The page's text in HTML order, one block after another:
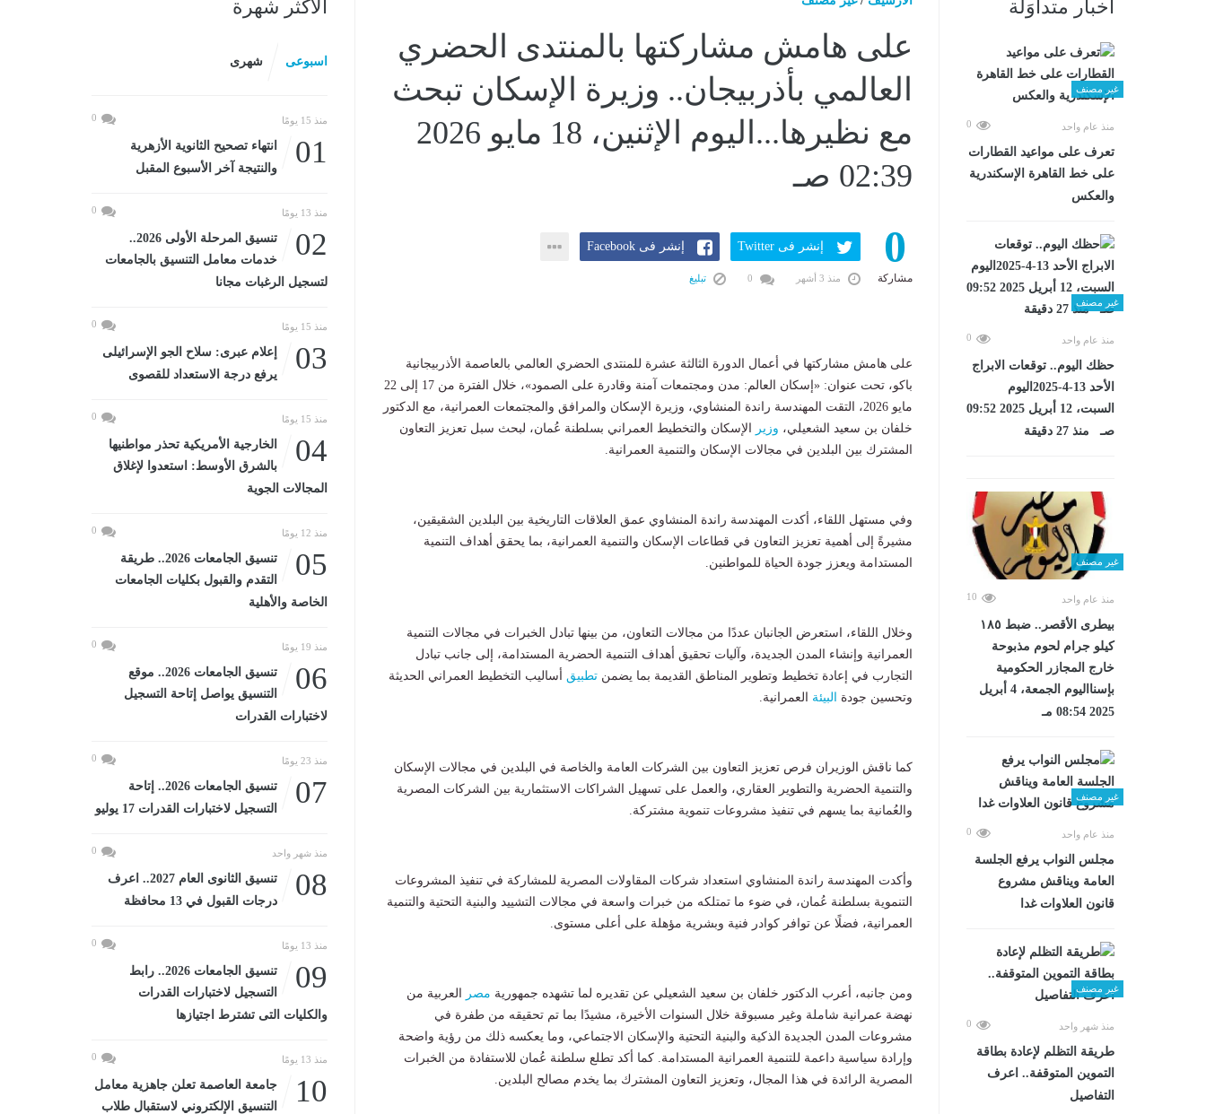
أخبار متداوَلة
غير مصنف
منذ عام واحد 0
تعرف على مواعيد القطارات
على خط القاهرة الإسكندرية
والعكس
غير مصنف
منذ عام واحد 0
حظك اليوم.. توقعات الابراج
الأحد 13-4-2025اليوم
السبت، 12 أبريل 2025 09:52
صـ منذ 27 دقيقة
غير مصنف
منذ عام واحد 10
بيطرى الأقصر.. ضبط ١٨٥
كيلو جرام لحوم مذبوحة
خارج المجازر الحكومية
بإسنااليوم الجمعة، 4 أبريل
2025 08:54 مـ
غير مصنف
منذ عام واحد 0
مجلس النواب يرفع الجلسة
العامة ويناقش مشروع
قانون العلاوات غدا
غير مصنف
منذ شهر واحد 0
طريقة التظلم لإعادة بطاقة
التموين المتوقفة.. اعرف
التفاصيل
على هامش مشاركتها بالمنتدى الحضري
العالمي بأذربيجان.. وزيرة الإسكان تبحث
مع نظيرها...اليوم الإثنين، 18 مايو 2026
02:39 صـ
0
مشاركة
إنشر فى Twitter إنشر فى Facebook
منذ 3 أشهر تبليغ
على هامش مشاركتها في أعمال الدورة الثالثة عشرة للمنتدى الحضري العالمي بالعاصمة الأذربيجانية
باكو، تحت عنوان: «إسكان العالم: مدن ومجتمعات آمنة وقادرة على الصمود»، خلال الفترة من 17 إلى 22
مايو 2026، التقت المهندسة راندة المنشاوي، وزيرة الإسكان والمرافق والمجتمعات العمرانية، مع الدكتور
خلفان بن سعيد الشعيلي، وزير
الإسكان والتخطيط العمراني بسلطنة عُمان، لبحث سبل تعزيز التعاون
المشترك بين البلدين في مجالات الإسكان والتنمية العمرانية.
وفي مستهل اللقاء، أكدت المهندسة راندة المنشاوي عمق العلاقات التاريخية بين البلدين الشقيقين،
مشيرةً إلى أهمية تعزيز التعاون في قطاعات الإسكان والتنمية العمرانية، بما يحقق أهداف التنمية
المستدامة ويعزز جودة الحياة للمواطنين.
وخلال اللقاء، استعرض الجانبان عددًا من مجالات التعاون، من بينها تبادل الخبرات في مجالات التنمية
العمرانية وإنشاء المدن الجديدة، وآليات تحقيق أهداف التنمية الحضرية المستدامة، إلى جانب تبادل
التجارب في إعادة تخطيط وتطوير المناطق القديمة بما يضمن تطبيق أساليب التخطيط العمراني الحديثة
وتحسين جودة
البيئة العمرانية.
كما ناقش الوزيران فرص تعزيز التعاون بين الشركات العامة والخاصة في البلدين في مجالات الإسكان
والتنمية الحضرية والتطوير العقاري، والعمل على تسهيل الشراكات الاستثمارية بين الشركات المصرية
والعُمانية بما يسهم في تنفيذ مشروعات تنموية مشتركة.
وأكدت المهندسة راندة المنشاوي استعداد شركات المقاولات المصرية للمشاركة في تنفيذ المشروعات
التنموية بسلطنة عُمان، في ضوء ما تمتلكه من خبرات واسعة في مجالات التشييد والبنية التحتية والتنمية
العمرانية، فضلًا عن توافر كوادر فنية وبشرية مؤهلة على أعلى مستوى.
ومن جانبه، أعرب الدكتور خلفان بن سعيد الشعيلي عن تقديره لما تشهده جمهورية مصر
العربية من
نهضة عمرانية شاملة وغير مسبوقة خلال السنوات الأخيرة، مشيدًا بما تم تحقيقه من طفرة في
مشروعات المدن الجديدة الذكية والبنية التحتية والإسكان الاجتماعي، وما يعكسه ذلك من رؤية واضحة
وإرادة سياسية داعمة للتنمية العمرانية المستدامة. كما أكد تطلع سلطنة عُمان للاستفادة من الخبرات
المصرية الرائدة في هذا المجال، وتعزيز التعاون المشترك بما يخدم مصالح البلدين.
الأكثر شهرة
اسبوعى شهرى
منذ 15 يومًا 0
01
انتهاء تصحيح الثانوية الأزهرية
والنتيجة آخر الأسبوع المقبل
منذ 13 يومًا 0
02
تنسيق المرحلة الأولى 2026..
خدمات معامل التنسيق بالجامعات
لتسجيل الرغبات مجانا
منذ 15 يومًا 0
03
إعلام عبرى: سلاح الجو الإسرائيلى
يرفع درجة الاستعداد للقصوى
منذ 15 يومًا 0
04
الخارجية الأمريكية تحذر مواطنيها
بالشرق الأوسط: استعدوا لإغلاق
المجالات الجوية
منذ 12 يومًا 0
05
تنسيق الجامعات 2026.. طريقة
التقدم والقبول بكليات الجامعات
الخاصة والأهلية
منذ 19 يومًا 0
06
تنسيق الجامعات 2026.. موقع
التنسيق يواصل إتاحة التسجيل
لاختبارات القدرات
منذ 23 يومًا 0
07
تنسيق الجامعات 2026.. إتاحة
التسجيل لاختبارات القدرات 17 يوليو
منذ شهر واحد 0
08
تنسيق الثانوى العام 2027.. اعرف
درجات القبول في 13 محافظة
منذ 13 يومًا 0
09
تنسيق الجامعات 2026.. رابط
التسجيل لاختبارات القدرات
والكليات التى تشترط اجتيازها
منذ 13 يومًا 0
10
جامعة العاصمة تعلن جاهزية معامل
التنسيق الإلكتروني لاستقبال طلاب